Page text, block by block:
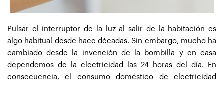
Pulsar el interruptor de la luz al salir de la habitación es
algo habitual desde hace décadas. Sin embargo, mucho ha
cambiado desde la invención de la bombilla y en casa
dependemos de la electricidad las 24 horas del día. En
consecuencia, el consumo doméstico de electricidad